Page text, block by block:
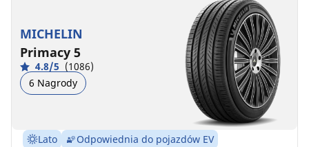
MICHELIN
Primacy 5
4.8/5 (1086)
6 Nagrody
Lato
Odpowiednia do pojazdów EV